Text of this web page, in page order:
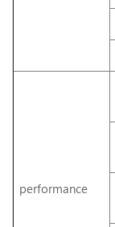
performance